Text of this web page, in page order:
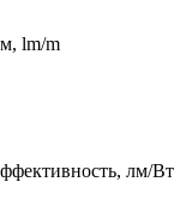
lm/m
лм/Вт